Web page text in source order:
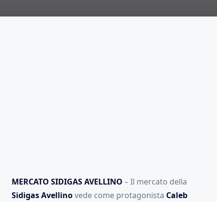
MERCATO SIDIGAS AVELLINO – Il mercato della
Sidigas Avellinovede come protagonista Caleb